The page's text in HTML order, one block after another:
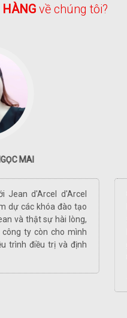
về chúng tôi?
MAI
Jean d'Arcel d'Arcel
dự các khóa đào tạo
và thật sự hài lòng,
ty còn cho mình
trình điều trị và định